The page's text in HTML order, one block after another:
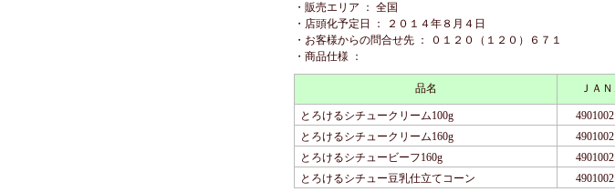
・販売エリア ： 全国
・店頭化予定日 ： ２０１４年８月４日
・お客様からの問合せ先 ： ０１２０（１２０）６７１
・商品仕様 ：
品名 ＪＡ
とろけるシチュークリーム100g
とろけるシチュークリーム160g
とろけるシチュービーフ160g
とろけるシチュー豆乳仕立てコーン